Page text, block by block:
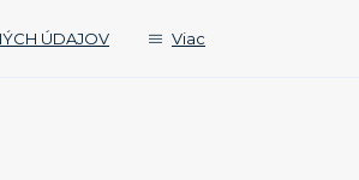
ÚDAJOV Viac